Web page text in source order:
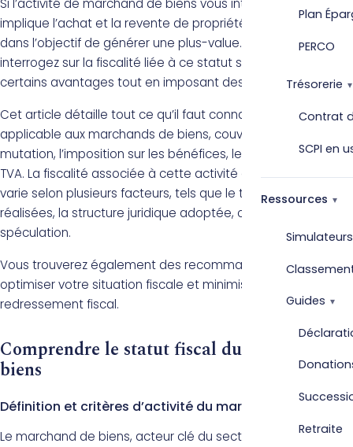
Plan
PERCO
Trésorerie
Contrat
SCPI en
Ressources
Simulateurs
Guides
Retraite
Si l’activité de marchand de biens vous intrigue, celle-ci
implique l’achat et la revente de propriétés immobilières
dans l’objectif de générer une plus-value. Vous vous
interrogez sur la fiscalité liée à ce statut spécifique, qui offre
certains avantages tout en imposant des obligations ?
Cet article détaille tout ce qu’il faut connaître sur la fiscalité
applicable aux marchands de biens, couvrant les droits de
mutation, l’imposition sur les bénéfices, les plus-values et la
TVA. La fiscalité associée à cette activité est complexe et
varie selon plusieurs facteurs, tels que le type d’opérations
réalisées, la structure juridique adoptée, ou l’objectif de
spéculation.
Vous trouverez également des recommandations pour
optimiser votre situation fiscale et minimiser les risques de
redressement fiscal.
Comprendre le statut fiscal du marchand de
biens
Définition et critères d’activité du marchand de biens
Le marchand de biens, acteur clé du secteur immobilier, se